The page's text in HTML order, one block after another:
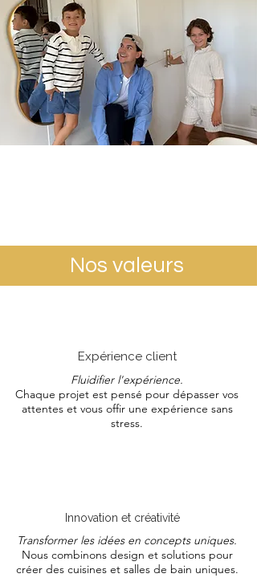
Expérience client
Fluidifier l'expérience.
Chaque projet est pensé pour dépasser vos
attentes et vous offir une expérience sans
stress.
Innovation et créativité
Transformer les idées en concepts uniques.
Nous combinons design et solutions pour
créer des cuisines et salles de bain uniques.
Nos valeurs